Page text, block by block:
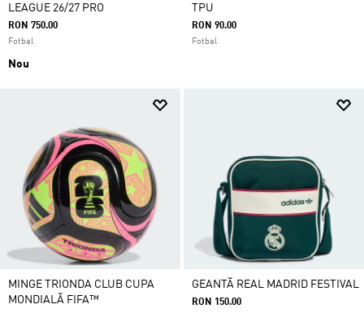
LEAGUE 26/27 PRO
RON 750.00
Fotbal
Nou
TPU
RON 90.00
Fotbal
MINGE TRIONDA CLUB CUPA
MONDIALĂ FIFA™
GEANTĂ REAL MADRID FESTIVAL
RON 150.00